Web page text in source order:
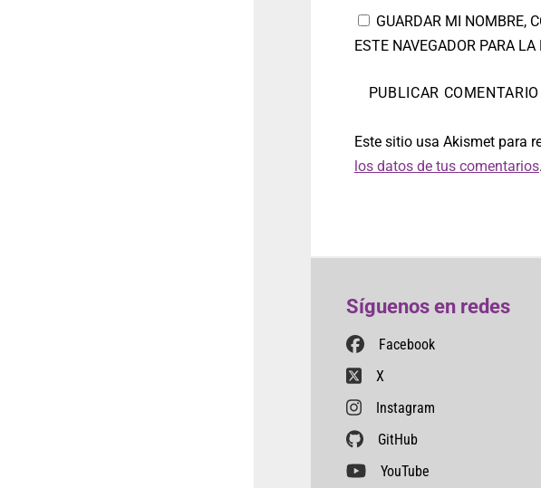
GUARDAR MI NOMBRE,
ESTE NAVEGADOR PARA
Este sitio usa Akismet para
los datos de tus comentarios.
Síguenos en redes
Facebook
X
Instagram
GitHub
YouTube